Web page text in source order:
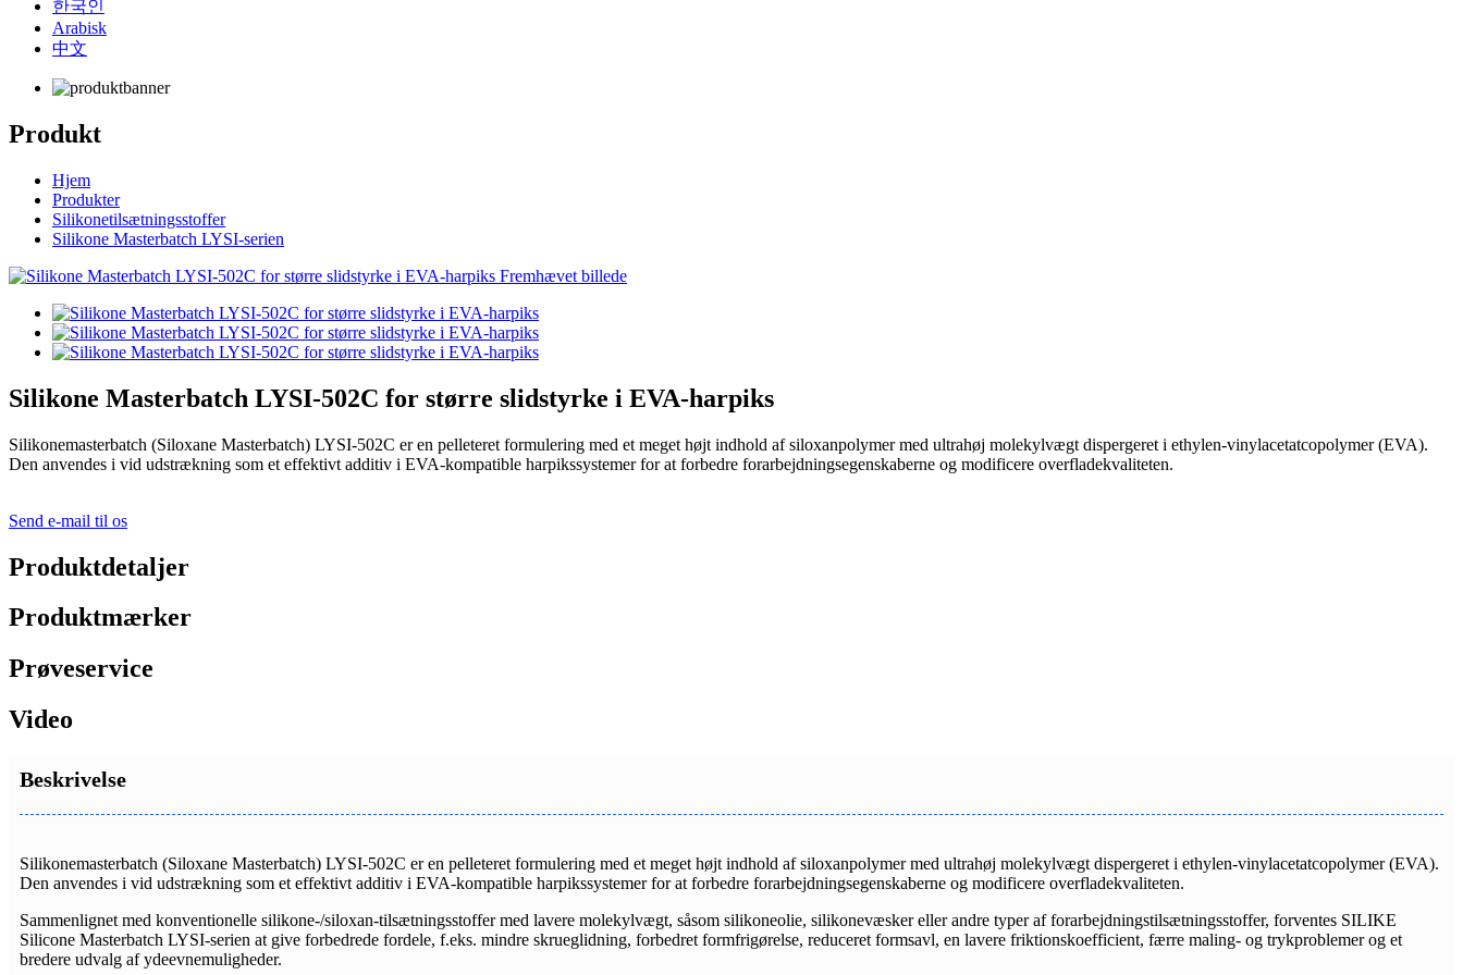
한국인
Arabisk
中文
Produkt
Hjem
Produkter
Silikonetilsætningsstoffer
Silikone Masterbatch LYSI-serien
Silikone Masterbatch LYSI-502C for større slidstyrke i EVA-harpiks
Silikonemasterbatch (Siloxane Masterbatch) LYSI-502C er en pelleteret formulering med et meget højt indhold af siloxanpolymer med ultrahøj molekylvægt dispergeret i ethylen-vinylacetatcopolymer (EVA).
Den anvendes i vid udstrækning som et effektivt additiv i EVA-kompatible harpikssystemer for at forbedre forarbejdningsegenskaberne og modificere overfladekvaliteten.
Send e-mail til os
Produktdetaljer
Produktmærker
Prøveservice
Video
Beskrivelse
Silikonemasterbatch (Siloxane Masterbatch) LYSI-502C er en pelleteret formulering med et meget højt indhold af siloxanpolymer med ultrahøj molekylvægt dispergeret i ethylen-vinylacetatcopolymer (EVA).
Den anvendes i vid udstrækning som et effektivt additiv i EVA-kompatible harpikssystemer for at forbedre forarbejdningsegenskaberne og modificere overfladekvaliteten.
Sammenlignet med konventionelle silikone-/siloxan-tilsætningsstoffer med lavere molekylvægt, såsom silikoneolie, silikonevæsker eller andre typer af forarbejdningstilsætningsstoffer, forventes SILIKE
Silicone Masterbatch LYSI-serien at give forbedrede fordele, f.eks. mindre skrueglidning, forbedret formfrigørelse, reduceret formsavl, en lavere friktionskoefficient, færre maling- og trykproblemer og et
bredere udvalg af ydeevnemuligheder.